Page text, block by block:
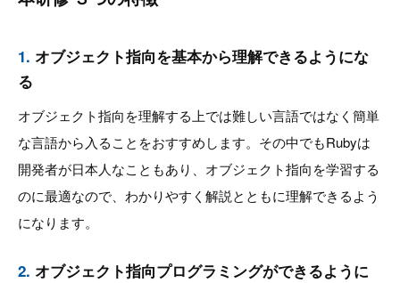
1. オブジェクト指向を基本から理解できるようにな
る
オブジェクト指向を理解する上では難しい言語ではなく簡単
な言語から入ることをおすすめします。その中でもRubyは
開発者が日本人なこともあり、オブジェクト指向を学習する
のに最適なので、わかりやすく解説とともに理解できるよう
になります。
2. オブジェクト指向プログラミングができるように